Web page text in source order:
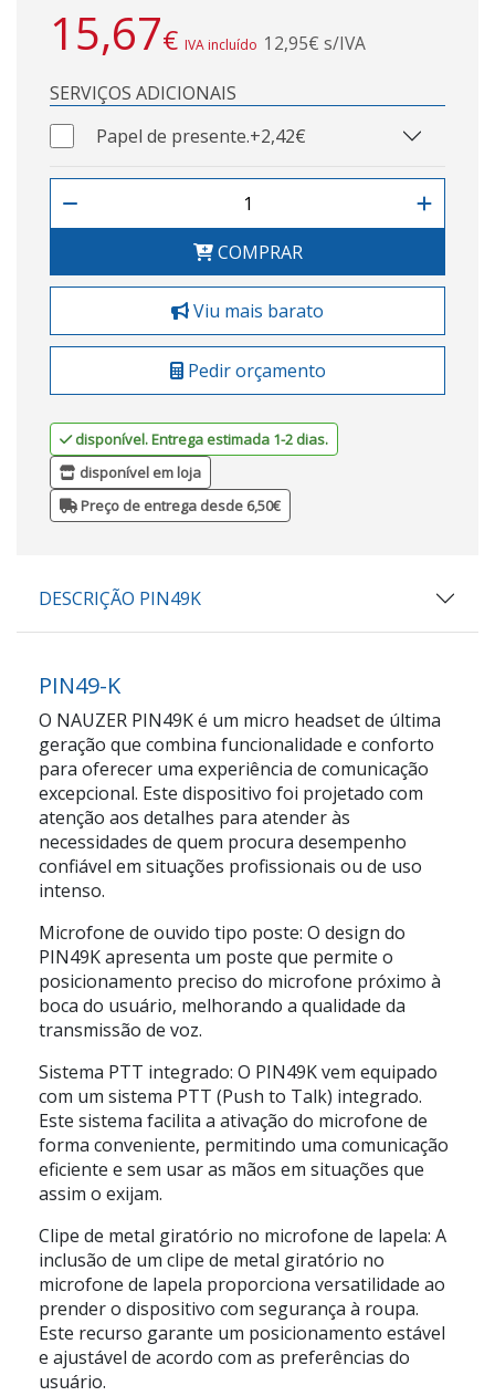
15,67€ IVA incluído 12,95€ s/IVA
SERVIÇOS ADICIONAIS
Papel de presente.+2,42€
COMPRAR
Viu mais barato
Pedir orçamento
disponível. Entrega estimada 1-2 dias.
disponível em loja
Preço de entrega desde 6,50€
DESCRIÇÃO PIN49K
PIN49-K
O NAUZER PIN49K é um micro headset de última
geração que combina funcionalidade e conforto
para oferecer uma experiência de comunicação
excepcional. Este dispositivo foi projetado com
atenção aos detalhes para atender às
necessidades de quem procura desempenho
confiável em situações profissionais ou de uso
intenso.
Microfone de ouvido tipo poste: O design do
PIN49K apresenta um poste que permite o
posicionamento preciso do microfone próximo à
boca do usuário, melhorando a qualidade da
transmissão de voz.
Sistema PTT integrado: O PIN49K vem equipado
com um sistema PTT (Push to Talk) integrado.
Este sistema facilita a ativação do microfone de
forma conveniente, permitindo uma comunicação
eficiente e sem usar as mãos em situações que
assim o exijam.
Clipe de metal giratório no microfone de lapela: A
inclusão de um clipe de metal giratório no
microfone de lapela proporciona versatilidade ao
prender o dispositivo com segurança à roupa.
Este recurso garante um posicionamento estável
e ajustável de acordo com as preferências do
usuário.